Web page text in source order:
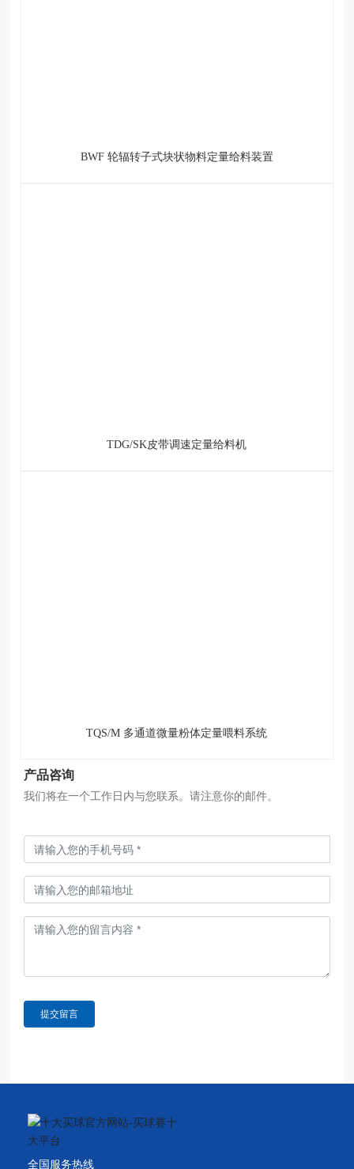
BWF 轮辐转子式块状物料定量给料装置
TDG/SK皮带调速定量给料机
TQS/M 多通道微量粉体定量喂料系统
产品咨询
我们将在一个工作日内与您联系。请注意你的邮件。
提交留言
全国服务热线